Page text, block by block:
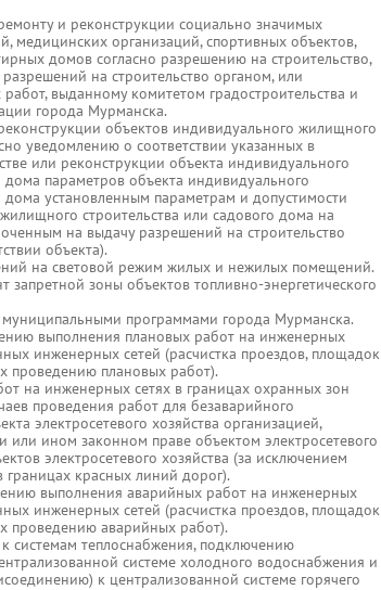
и реконструкции социально значимых
медицинских организаций, спортивных объектов,
домов согласно разрешению на строительство,
на строительство органом, или
выданному комитетом градостроительства и
города Мурманска.
объектов индивидуального жилищного
уведомлению о соответствии указанных в
или реконструкции объекта индивидуального
параметров объекта индивидуального
установленным параметрам и допустимости
строительства или садового дома на
на выдачу разрешений на строительство
объекта).
на световой режим жилых и нежилых помещений.
зоны объектов топливно-энергетического
программами города Мурманска.
выполнения плановых работ на инженерных
инженерных сетей (расчистка проездов, площадок
проведению плановых работ).
на инженерных сетях в границах охранных зон
проведения работ для безаварийного
электросетевого хозяйства организацией,
или ином законном праве объектом электросетевого
электросетевого хозяйства (за исключением
красных линий дорог).
выполнения аварийных работ на инженерных
инженерных сетей (расчистка проездов, площадок
проведению аварийных работ).
системам теплоснабжения, подключению
системе холодного водоснабжения и
к централизованной системе горячего